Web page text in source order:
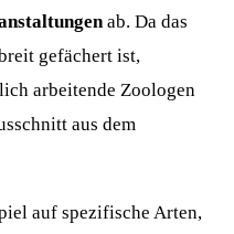
ab. Da das
gefächert ist,
arbeitende Zoologen
aus dem
auf spezifische Arten,